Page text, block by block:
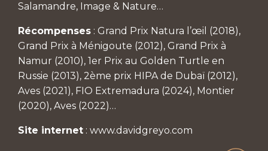
Salamandre, Image & Nature…
Récompenses : Grand Prix Natura l’œil (2018),
Grand Prix à Ménigoute (2012), Grand Prix à
Namur (2010), 1er Prix au Golden Turtle en
Russie (2013), 2ème prix HIPA de Dubaï (2012),
Aves (2021), FIO Extremadura (2024), Montier
(2020), Aves (2022)…
Site internet : www.davidgreyo.com